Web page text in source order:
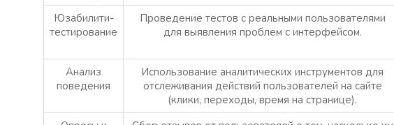
Юзабилити-
тестирование
Проведение тестов с реальными пользователями
для выявления проблем с интерфейсом.
Анализ
поведения
Использование аналитических инструментов для
отслеживания действий пользователей на сайте
(клики, переходы, время на странице).